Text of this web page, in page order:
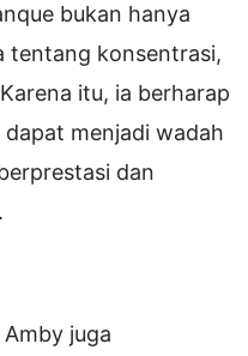
bukan hanya
tentang konsentrasi,
itu, ia berharap
menjadi wadah
dan
juga